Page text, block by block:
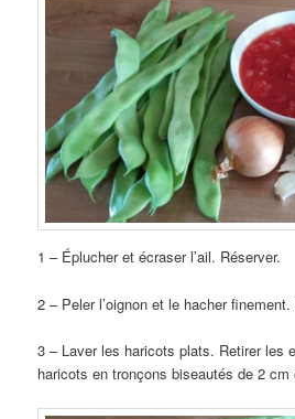
1 – Éplucher et écraser l’ail. Réserver.
2 – Peler l’oignon et le hacher finement.
3 – Laver les haricots plats. Retirer les
haricots en tronçons biseautés de 2 cm